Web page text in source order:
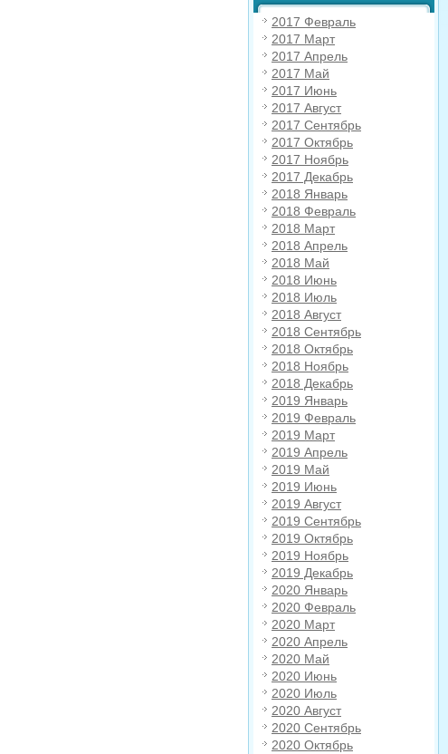
2017 Февраль
2017 Март
2017 Апрель
2017 Май
2017 Июнь
2017 Август
2017 Сентябрь
2017 Октябрь
2017 Ноябрь
2017 Декабрь
2018 Январь
2018 Февраль
2018 Март
2018 Апрель
2018 Май
2018 Июнь
2018 Июль
2018 Август
2018 Сентябрь
2018 Октябрь
2018 Ноябрь
2018 Декабрь
2019 Январь
2019 Февраль
2019 Март
2019 Апрель
2019 Май
2019 Июнь
2019 Август
2019 Сентябрь
2019 Октябрь
2019 Ноябрь
2019 Декабрь
2020 Январь
2020 Февраль
2020 Март
2020 Апрель
2020 Май
2020 Июнь
2020 Июль
2020 Август
2020 Сентябрь
2020 Октябрь